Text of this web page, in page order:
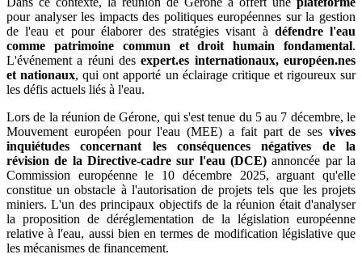
pour analyser les impacts des politiques européennes sur la gestion
de l'eau et pour élaborer des stratégies visant à défendre l'eau
comme patrimoine commun et droit humain fondamental.
L'événement a réuni desexpert.es internationaux, européen.nes
et nationaux, qui ont apporté un éclairage critique et rigoureux sur
les défis actuels liés à l'eau.
Lors de la réunion de Gérone, qui s'est tenue du 5 au 7 décembre, le
Mouvement européen pour l'eau (MEE) a fait part de ses vives
inquiétudes concernant les conséquences négatives de la
révision de la Directive-cadre sur l'eau (DCE) annoncée par la
Commission européenne le 10 décembre 2025, arguant qu'elle
constitue un obstacle à l'autorisation de projets tels que les projets
miniers. L'un des principaux objectifs de la réunion était d'analyser
la proposition de déréglementation de la législation européenne
relative à l'eau, aussi bien en termes de modification législative que
les mécanismes de financement.